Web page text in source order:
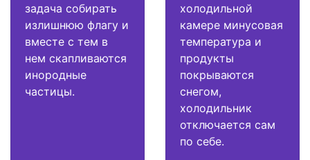
задача собирать
излишнюю флагу и
вместе с тем в
нем скапливаются
инородные
частицы.
холодильной
камере минусовая
температура и
продукты
покрываются
снегом,
холодильник
отключается сам
по себе.